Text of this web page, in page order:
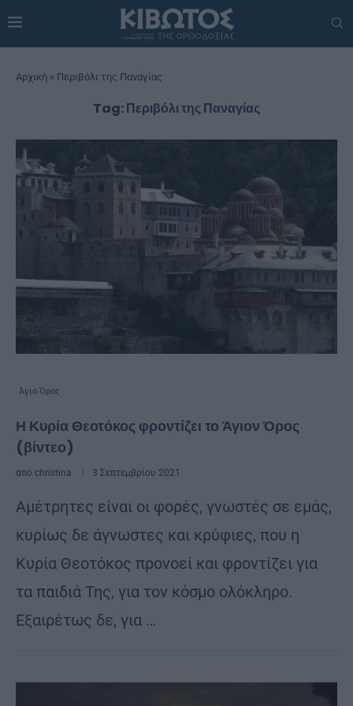
Αρχική » Περιβόλι της Παναγίας
Tag:Περιβόλι της Παναγίας
Άγιο Όρος
Η Κυρία Θεοτόκος φροντίζει το Άγιον Όρος
(βίντεο)
από christina 3 Σεπτεμβρίου 2021
Αμέτρητες είναι οι φορές, γνωστές σε εμάς,
κυρίως δε άγνωστες και κρύφιες, που η
Κυρία Θεοτόκος προνοεί και φροντίζει για
τα παιδιά Της, για τον κόσμο ολόκληρο.
Εξαιρέτως δε, για …